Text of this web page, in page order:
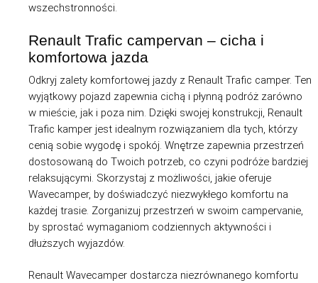
wszechstronności.
Renault Trafic campervan – cicha i
komfortowa jazda
Odkryj zalety komfortowej jazdy z Renault Trafic camper. Ten
wyjątkowy pojazd zapewnia cichą i płynną podróż zarówno
w mieście, jak i poza nim. Dzięki swojej konstrukcji, Renault
Trafic kamper jest idealnym rozwiązaniem dla tych, którzy
cenią sobie wygodę i spokój. Wnętrze zapewnia przestrzeń
dostosowaną do Twoich potrzeb, co czyni podróże bardziej
relaksującymi. Skorzystaj z możliwości, jakie oferuje
Wavecamper, by doświadczyć niezwykłego komfortu na
każdej trasie. Zorganizuj przestrzeń w swoim campervanie,
by sprostać wymaganiom codziennych aktywności i
dłuższych wyjazdów.
Renault Wavecamper dostarcza niezrównanego komfortu